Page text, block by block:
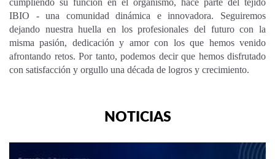
cumpliendo su función en el organismo, hace parte del tejido
IBIO - una comunidad dinámica e innovadora. Seguiremos
dejando nuestra huella en los profesionales del futuro con la
misma pasión, dedicación y amor con los que hemos venido
afrontando retos. Por tanto, podemos decir que hemos disfrutado
con satisfacción y orgullo una década de logros y crecimiento.
NOTICIAS